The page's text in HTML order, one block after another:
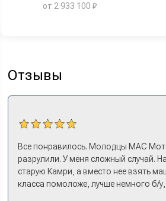
от 2 933 100 ₽
Отзывы
Все понравилось. Молодцы МАС
разрулили. У меня сложный случай.
старую Камри, а вместо нее взять
класса помоложе, лучше немного б/